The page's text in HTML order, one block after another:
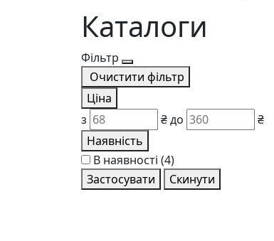
Каталоги
Фільтр
Очистити фільтр
Ціна
з
₴до
₴
Наявність
В наявності (4)
Застосувати
Скинути